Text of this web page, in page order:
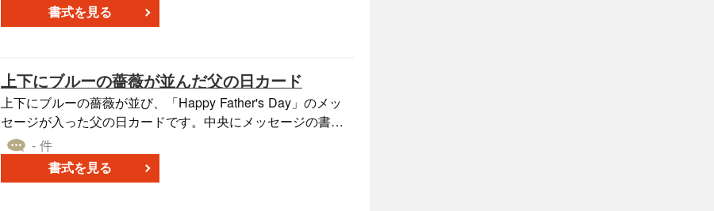
書式を見る
上下にブルーの薔薇が並んだ父の日カード
上下にブルーの薔薇が並び、「Happy Father's Day」のメッ
セージが入った父の日カードです。中央にメッセージの書く
スペースがあります。無料でダウンロードでき、Wordで編
集・印刷できます。
- 件
書式を見る